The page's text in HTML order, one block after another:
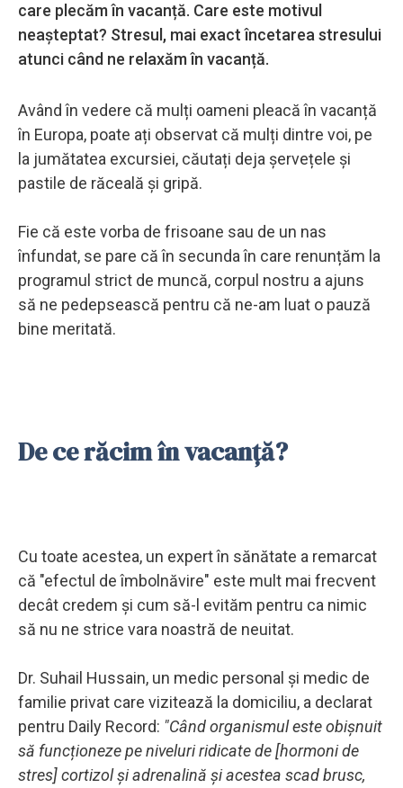
care plecăm în vacanță. Care este motivul
neașteptat? Stresul, mai exact încetarea stresului
atunci când ne relaxăm în vacanță.
Având în vedere că mulți oameni pleacă în vacanță
în Europa, poate ați observat că mulți dintre voi, pe
la jumătatea excursiei, căutați deja șervețele și
pastile de răceală și gripă.
Fie că este vorba de frisoane sau de un nas
înfundat, se pare că în secunda în care renunțăm la
programul strict de muncă, corpul nostru a ajuns
să ne pedepsească pentru că ne-am luat o pauză
bine meritată.
De ce răcim în vacanță?
Cu toate acestea, un expert în sănătate a remarcat
că "efectul de îmbolnăvire" este mult mai frecvent
decât credem și cum să-l evităm pentru ca nimic
să nu ne strice vara noastră de neuitat.
Dr. Suhail Hussain, un medic personal și medic de
familie privat care vizitează la domiciliu, a declarat
pentru Daily Record: "Când organismul este obișnuit
să funcționeze pe niveluri ridicate de [hormoni de
stres] cortizol și adrenalină și acestea scad brusc,